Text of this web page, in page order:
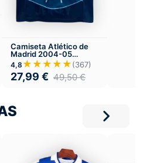
Camiseta Atlético de
Madrid 2004-05
Visitante
4,8 ★★★★★(367)
27,99 € 49,50€